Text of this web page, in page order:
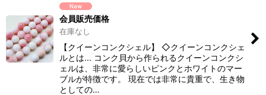
会員販売価格
在庫なし
【クイーンコンクシェル】 ◇クイーンコンクシェ
ルとは... コンク貝から作られるクイーンコンクシ
ェルは、非常に愛らしいピンクとホワイトのマー
ブルが特徴です。 現在では非常に貴重で、生き物
としての…